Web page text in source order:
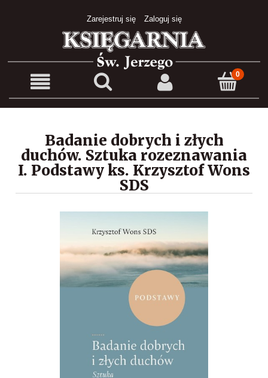
Zarejestruj się Zaloguj się
Badanie dobrych i złych
duchów. Sztuka rozeznawania
I. Podstawy ks. Krzysztof Wons
SDS